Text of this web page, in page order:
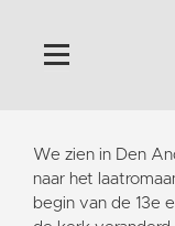
Home
Algemeen
Historie
We zien in Den
naar het
begin van de 13e